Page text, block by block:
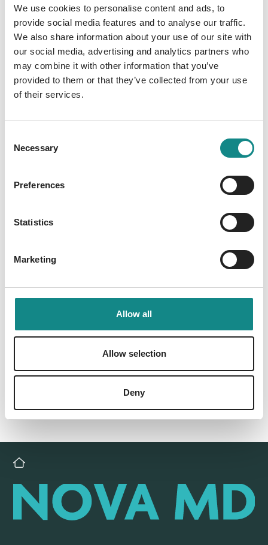
We use cookies to personalise content and ads, to
provide social media features and to analyse our traffic.
We also share information about your use of our site with
our social media, advertising and analytics partners who
may combine it with other information that you’ve
provided to them or that they’ve collected from your use
of their services.
Selection
Necessary
Preferences
Statistics
Marketing
Allow all
Allow selection
Deny
Unterfangen. Im Zuge seiner Ermittlungen
werden Heinz, Saskia und deren Visagistin
Anne von Unbekannten entführt, wobei Anne
ums Leben kommt. Heinz gelingt es, sich und
Saskia aus der Gewalt der Entführer zu
befreien, doch als sich herausstellt, dass Anne
Starnacht zu einem Spiel auf Leben und Tod.
Back to overview